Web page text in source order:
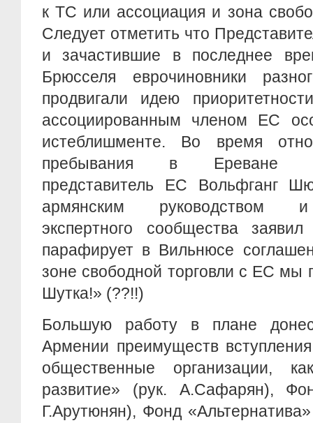
к ТС или ассоциация и зона
Следует отметить что
и зачастившие в последнее
Брюсселя еврочиновники
продвигали идею
ассоциированным членом ЕС
истеблишменте. Во время
пребывания в Ереване
представитель ЕС Вольфганг
армянским руководством и
экспертного сообщества
парафирует в Вильнюсе
зоне свободной торговли с ЕС мы
Шутка!» (??!!)
Большую работу в плане
Армении преимуществ
общественные организации,
развитие» (рук. А.Сафарян),
Г.Арутюнян), Фонд